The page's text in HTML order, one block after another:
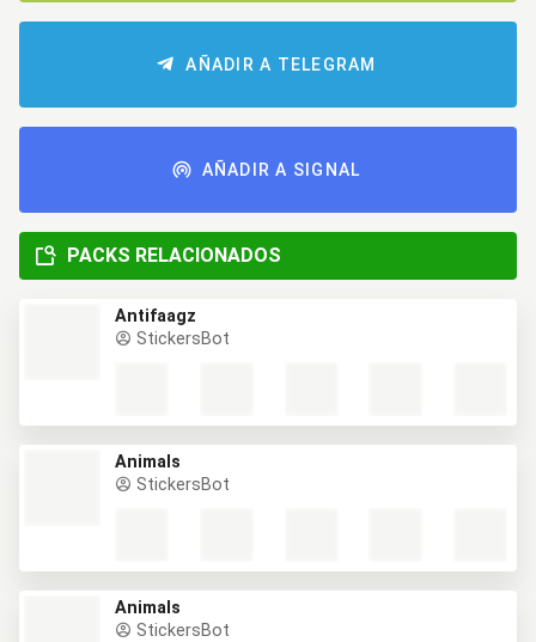
AÑADIR A TELEGRAM
AÑADIR A SIGNAL
PACKS RELACIONADOS
Antifaagz
StickersBot
Animals
StickersBot
Animals
StickersBot